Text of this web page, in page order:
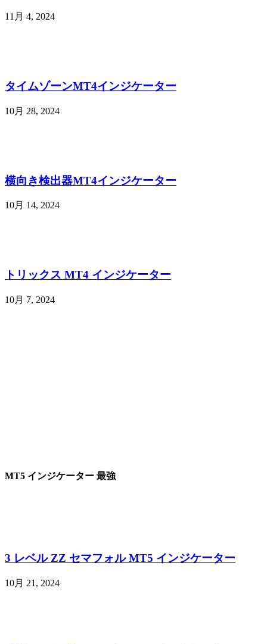
11月 4, 2024
タイムゾーンMT4インジケーター
10月 28, 2024
横向き検出器MT4インジケーター
10月 14, 2024
トリックス MT4 インジケーター
10月 7, 2024
MT5 インジケーター 最強
3 レベル ZZ セマフォル MT5 インジケーター
10月 21, 2024